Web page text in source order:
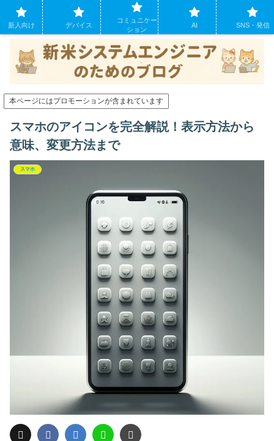
システムエンジニアになったばかりの方のために。現場でよくあるパソコンの
トラブルも
本ページにはプロモーションが含まれています
スマホのアイコンを完全解説！表示方法から
意味、変更方法まで
スマホ
新人向け デバイス
コミュニケー
ション
AI SNS・発信